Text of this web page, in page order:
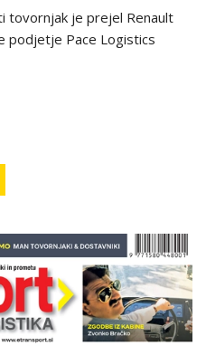
tovornjak je prejel Renault
podjetje Pace Logistics